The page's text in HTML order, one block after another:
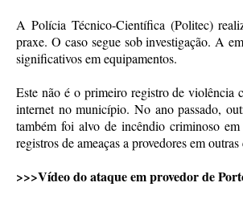
A Polícia Técnico-Científica (Politec)
praxe. O caso segue sob investigação. A
significativos em equipamentos.
Este não é o primeiro registro de violência
internet no município. No ano passado,
também foi alvo de incêndio criminoso
registros de ameaças a provedores em
>>>Vídeo do ataque em provedor de